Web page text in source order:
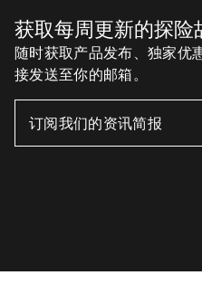
抓绒选择。
获取每周更新的探险
随时获取产品发布、独家
接发送至你的邮箱。